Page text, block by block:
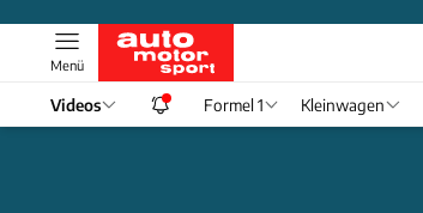
Menü
Videos Formel 1 Kleinwagen